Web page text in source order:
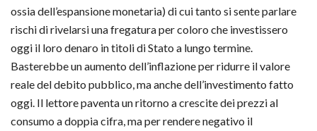
ossia dell’espansione monetaria) di cui tanto si sente parlare
rischi di rivelarsi una fregatura per coloro che investissero
oggi il loro denaro in titoli di Stato a lungo termine.
Basterebbe un aumento dell’inflazione per ridurre il valore
reale del debito pubblico, ma anche dell’investimento fatto
oggi. Il lettore paventa un ritorno a crescite dei prezzi al
consumo a doppia cifra, ma per rendere negativo il